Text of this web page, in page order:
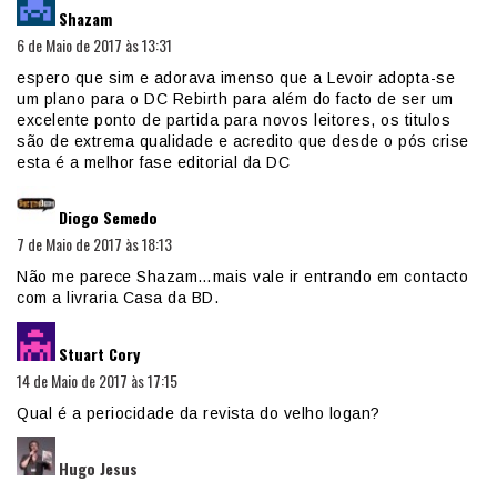
Shazam
6 de Maio de 2017 às 13:31
espero que sim e adorava imenso que a Levoir adopta-se
um plano para o DC Rebirth para além do facto de ser um
excelente ponto de partida para novos leitores, os titulos
são de extrema qualidade e acredito que desde o pós crise
esta é a melhor fase editorial da DC
Diogo Semedo
7 de Maio de 2017 às 18:13
Não me parece Shazam…mais vale ir entrando em contacto
com a livraria Casa da BD.
Stuart Cory
14 de Maio de 2017 às 17:15
Qual é a periocidade da revista do velho logan?
Hugo Jesus